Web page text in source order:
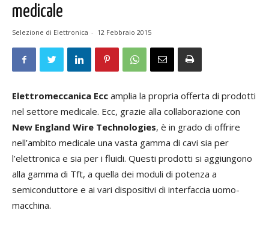
medicale
Selezione di Elettronica - 12 Febbraio 2015
Elettromeccanica Ecc amplia la propria offerta di prodotti
nel settore medicale. Ecc, grazie alla collaborazione con
New England Wire Technologies, è in grado di offrire
nell’ambito medicale una vasta gamma di cavi sia per
l’elettronica e sia per i fluidi. Questi prodotti si aggiungono
alla gamma di Tft, a quella dei moduli di potenza a
semiconduttore e ai vari dispositivi di interfaccia uomo-
macchina.